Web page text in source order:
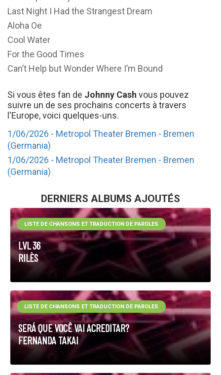
Last Night I Had the Strangest Dream
Aloha Oe
Cool Water
For the Good Times
Can’t Help but Wonder Where I’m Bound
Si vous êtes fan de Johnny Cash vous pouvez
suivre un de ses prochains concerts à travers
l'Europe, voici quelques-uns.
1/06/2026 - Metropol Theater Bremen - Bremen
(Germania)
1/06/2026 - Metropol Theater Bremen - Bremen
(Germania)
DERNIERS ALBUMS AJOUTÉS
LVL 36
RILÈS
LISTE DE CHANSONS ET TRADUCTION DE PAROLES
SERÁ QUE VOCÊ VAI ACREDITAR?
FERNANDA TAKAI
LISTE DE CHANSONS ET TRADUCTION DE PAROLES